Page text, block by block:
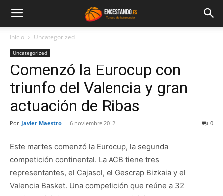
Inicio Uncategorized
Uncategorized
Comenzó la Eurocup con
triunfo del Valencia y gran
actuación de Ribas
Por Javier Maestro - 6 noviembre 2012 0
Este martes comenzó la Eurocup, la segunda
competición continental. La ACB tiene tres
representantes, el Cajasol, el Gescrap Bizkaia y el
Valencia Basket. Una competición que reúne a 32